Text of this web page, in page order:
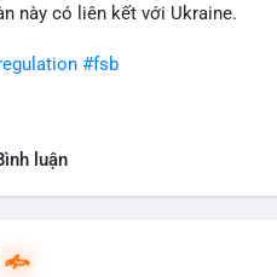
này có liên kết với Ukraine.
#fsb
luận